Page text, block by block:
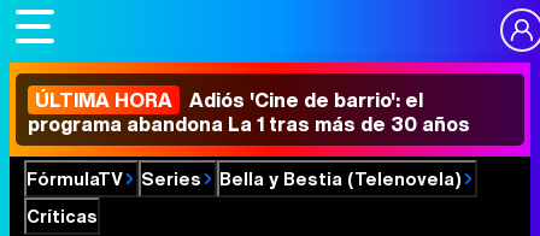
ÚLTIMA HORA Adiós 'Cine de barrio': el
programa abandona La 1 tras más de 30 años
FórmulaTV Series
Bella y Bestia (Telenovela)
Críticas